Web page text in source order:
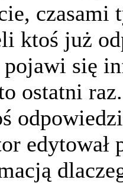
czasami
ktoś już
się
ostatni
edytował